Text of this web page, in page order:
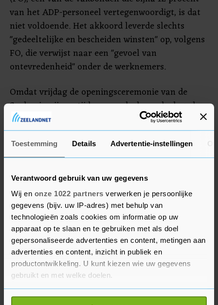
Toestemming Details Advertentie-instellingen
Verantwoord gebruik van uw gegevens
Wij en onze 1022 partners verwerken je persoonlijke
gegevens (bijv. uw IP-adres) met behulp van
technologieën zoals cookies om informatie op uw
apparaat op te slaan en te gebruiken met als doel
gepersonaliseerde advertenties en content, metingen aan
advertenties en content, inzicht in publiek en
productontwikkeling. U kunt kiezen wie uw gegevens
gebruikt en met welke doelen.
Als u het toestaat, willen we ook graag:
van het ADP-personeel vertegenwoordigt, is dat
niet voldoende. Het akkoord leverde slechts
"gedeeltelijke en bescheiden winsten" op, volgens
FO, die verwijst naar een "gevoel van
ontevredenheid" onder de werknemers.
Omdat vrijdag de openingsceremonie van de
Spelen is, zijn er tijdens een deel van de dag al
geen civiele vluchten toegestaan in een straal
van 150 kilometer rond Parijs, waardoor de
potentiële impact van de staking wordt beperkt.